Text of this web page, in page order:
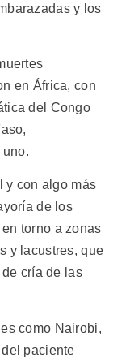
y los
en África, con
del Congo
y con algo más
de los
torno a zonas
y lacustres, que
cría de las
como Nairobi,
paciente